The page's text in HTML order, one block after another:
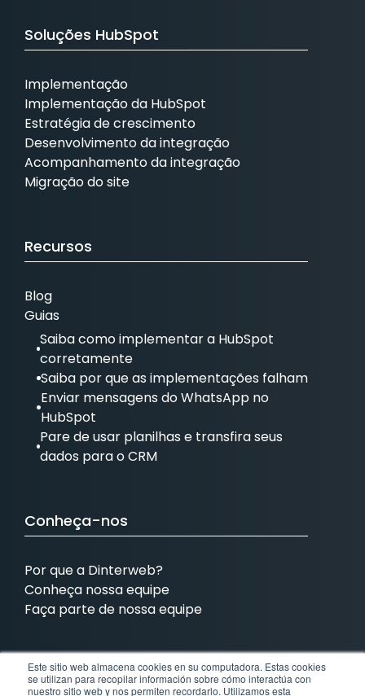
Este sitio web almacena cookies en su computadora. Estas cookies
se utilizan para recopilar información sobre cómo interactúa con
nuestro sitio web y nos permiten recordarlo. Utilizamos esta
Soluções HubSpot
Implementação
Implementação da HubSpot
Estratégia de crescimento
Desenvolvimento da integração
Acompanhamento da integração
Migração do site
Recursos
Blog
Guias
Saiba como implementar a HubSpot
corretamente
Saiba por que as implementações falham
Enviar mensagens do WhatsApp no
HubSpot
Pare de usar planilhas e transfira seus
dados para o CRM
Conheça-nos
Por que a Dinterweb?
Conheça nossa equipe
Faça parte de nossa equipe
Estamos presentes em: